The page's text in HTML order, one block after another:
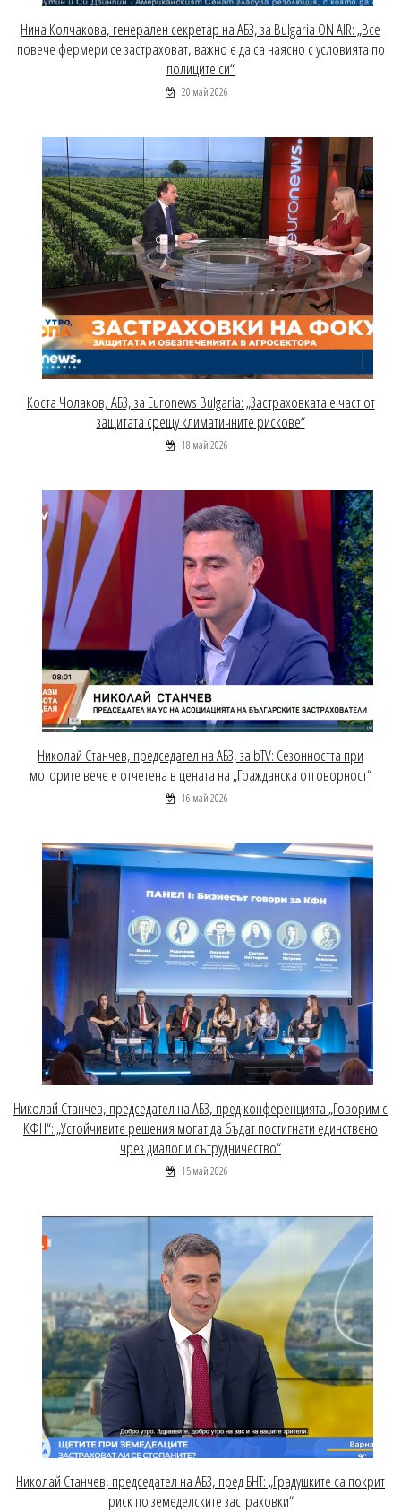
Нина Колчакова, генерален секретар на АБЗ, за Bulgaria ON AIR: „Все
повече фермери се застраховат, важно е да са наясно с условията по
полиците си“
20 май 2026
Коста Чолаков, АБЗ, за Euronews Bulgaria: „Застраховката е част от
защитата срещу климатичните рискове“
18 май 2026
Николай Станчев, председател на АБЗ, за bTV: Сезонността при
моторите вече е отчетена в цената на „Гражданска отговорност“
16 май 2026
Николай Станчев, председател на АБЗ, пред конференцията „Говорим с
КФН“: „Устойчивите решения могат да бъдат постигнати единствено
чрез диалог и сътрудничество“
15 май 2026
Николай Станчев, председател на АБЗ, пред БНТ: „Градушките са покрит
риск по земеделските застраховки“